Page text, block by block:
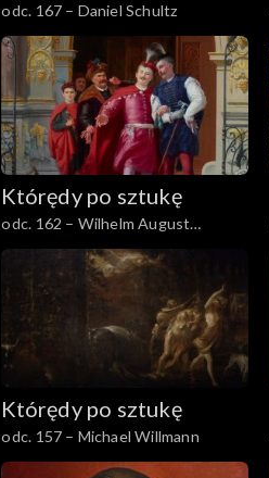
odc. 167 – Daniel Schultz
Którędy po sztukę
odc. 162 – Wilhelm August
Stryowski
Którędy po sztukę
odc. 157 – Michael Willmann